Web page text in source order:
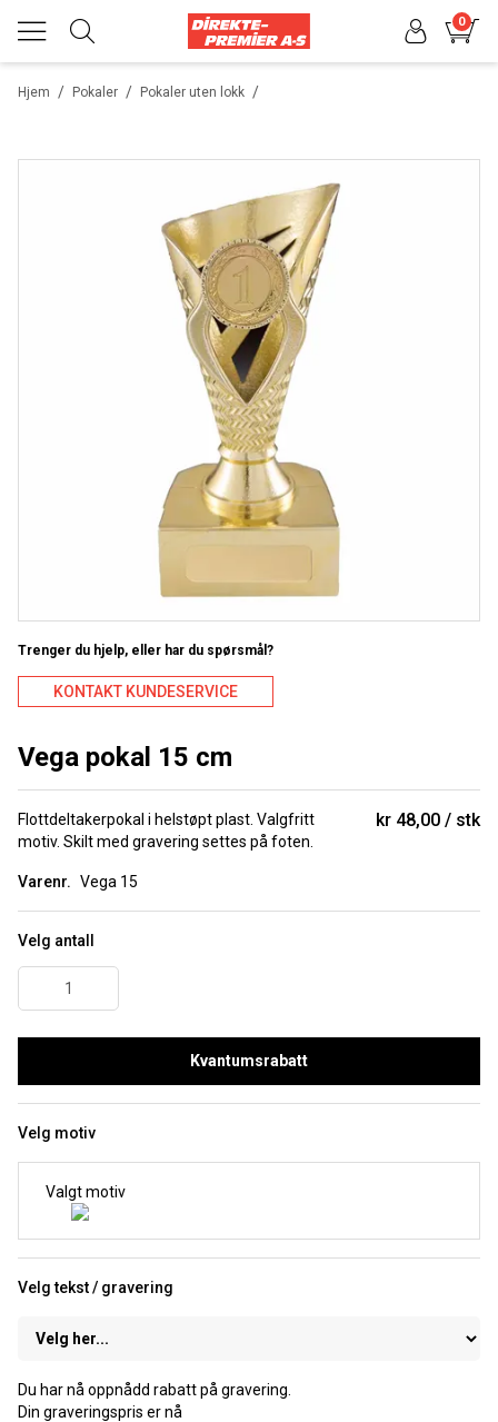
0
/
Hjem /
Pokaler /
Pokaler uten lokk
Trenger du hjelp, eller har du spørsmål?
KONTAKT KUNDESERVICE
Vega pokal 15 cm
Flottdeltakerpokal i helstøpt plast. Valgfritt
motiv. Skilt med gravering settes på foten.
Varenr. Vega 15
kr 48,00 stk
Velg antall
Kvantumsrabatt
Velg motiv
Valgt motiv
Velg tekst / gravering
Du har nå oppnådd rabatt på gravering.
Din graveringspris er nå